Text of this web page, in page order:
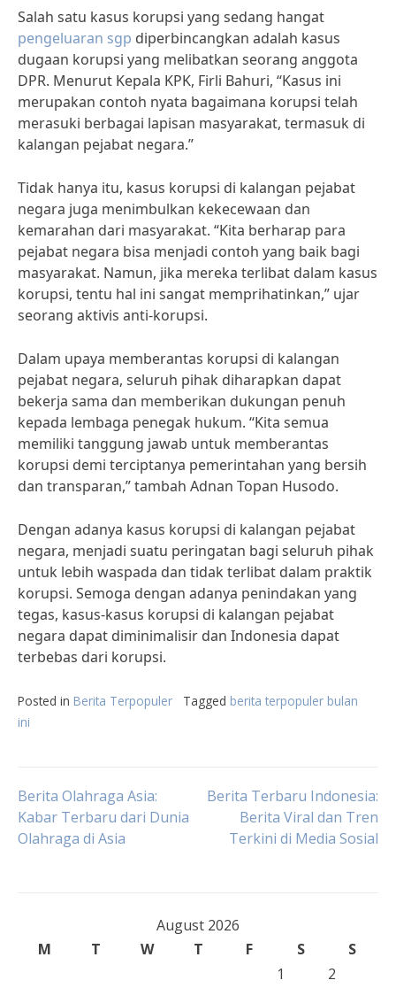
Salah satu kasus korupsi yang sedang hangat
pengeluaran sgp diperbincangkan adalah kasus
dugaan korupsi yang melibatkan seorang anggota
DPR. Menurut Kepala KPK, Firli Bahuri, “Kasus ini
merupakan contoh nyata bagaimana korupsi telah
merasuki berbagai lapisan masyarakat, termasuk di
kalangan pejabat negara.”
Tidak hanya itu, kasus korupsi di kalangan pejabat
negara juga menimbulkan kekecewaan dan
kemarahan dari masyarakat. “Kita berharap para
pejabat negara bisa menjadi contoh yang baik bagi
masyarakat. Namun, jika mereka terlibat dalam kasus
korupsi, tentu hal ini sangat memprihatinkan,” ujar
seorang aktivis anti-korupsi.
Dalam upaya memberantas korupsi di kalangan
pejabat negara, seluruh pihak diharapkan dapat
bekerja sama dan memberikan dukungan penuh
kepada lembaga penegak hukum. “Kita semua
memiliki tanggung jawab untuk memberantas
korupsi demi terciptanya pemerintahan yang bersih
dan transparan,” tambah Adnan Topan Husodo.
Dengan adanya kasus korupsi di kalangan pejabat
negara, menjadi suatu peringatan bagi seluruh pihak
untuk lebih waspada dan tidak terlibat dalam praktik
korupsi. Semoga dengan adanya penindakan yang
tegas, kasus-kasus korupsi di kalangan pejabat
negara dapat diminimalisir dan Indonesia dapat
terbebas dari korupsi.
Posted in Berita Terpopuler Tagged berita terpopuler bulan
ini
Post
navigation
Berita Olahraga Asia:
Kabar Terbaru dari Dunia
Olahraga di Asia
Berita Terbaru Indonesia:
Berita Viral dan Tren
Terkini di Media Sosial
August 2026
M
T W T F S
S
1
2